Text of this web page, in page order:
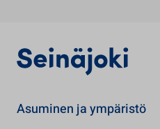
Asuminen ja ympäristö